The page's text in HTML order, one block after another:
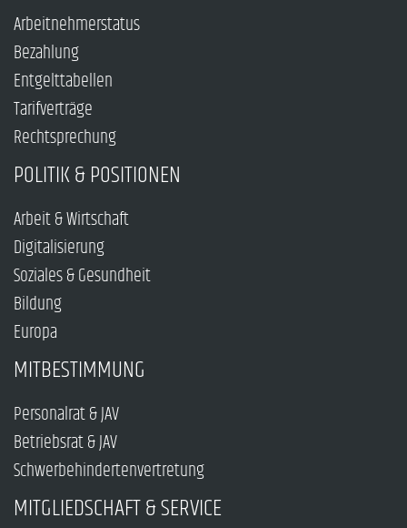
Arbeitnehmerstatus
Bezahlung
Entgelttabellen
Tarifverträge
Rechtsprechung
POLITIK & POSITIONEN
Arbeit & Wirtschaft
Digitalisierung
Soziales & Gesundheit
Bildung
Europa
MITBESTIMMUNG
Personalrat & JAV
Betriebsrat & JAV
Schwerbehindertenvertretung
MITGLIEDSCHAFT & SERVICE